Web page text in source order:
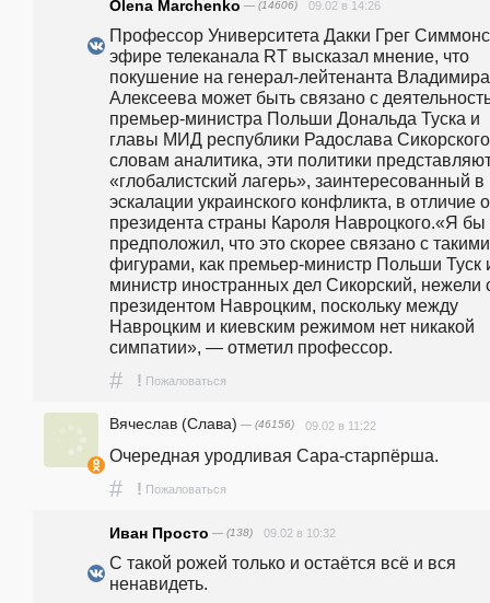
Olena Marchenko — (14606) 09.02 в 14:26
Профессор Университета Дакки Грег
эфире телеканала RT высказал мнение, что
покушение на генерал-лейтенанта Владимира
Алексеева может быть связано с
премьер-министра Польши Дональда Туска и
главы МИД республики Радослава
словам аналитика, эти политики
«глобалистский лагерь», заинтересованный в
эскалации украинского конфликта, в отличие
президента страны Кароля Навроцкого.«Я бы
предположил, что это скорее связано с такими
фигурами, как премьер-министр Польши Туск
министр иностранных дел Сикорский, нежели
президентом Навроцким, поскольку между
Навроцким и киевским режимом нет никакой
симпатии», — отметил профессор.
# ! Пожаловаться
Вячеслав (Слава) — (46156) 09.02 в 11:22
Очередная уродливая Сара-старпёрша.
# ! Пожаловаться
Иван Просто — (138) 09.02 в 10:32
С такой рожей только и остаётся всё и вся
ненавидеть.